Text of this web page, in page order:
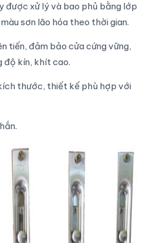
được xử lý và bao phủ bằng lớp
sơn lão hóa theo thời gian.
tiến, đảm bảo cửa cứng vững,
độ kín, khít cao.
thước, thiết kế phù hợp với